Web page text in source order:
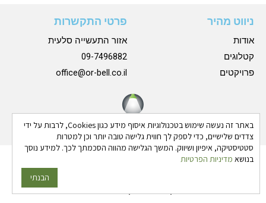
באתר זה נעשה שימוש בטכנולוגיות איסוף מידע כגון Cookies, לרבות על ידי
צדדים שלישיים, כדי לספק לך חווית גלישה טובה יותר וכן למטרות
סטטיסטיקה, איפיון ושיווק. המשך הגלישה מהווה הסכמתך לכך. למידע נוסך
בנושא מדיניות הפרטיות
הבנתי
ניווט מהיר
אודות
קטלוגים
פרויקטים
פרטי התקשרות
אזור התעשייה סלעית
09-7496882
office@or-bell.co.il
כל הזכויות שמורות © 2024 אורבל |